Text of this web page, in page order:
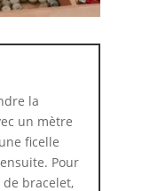
la
un mètre
ficelle
Pour
bracelet,